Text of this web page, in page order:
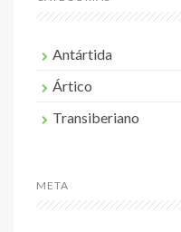
Antártida
Ártico
Transiberiano
META